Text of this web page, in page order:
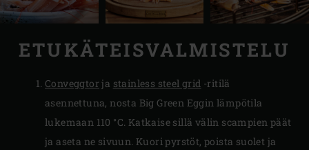
ETUKÄTEISVALMISTELU
Conveggtor ja stainless steel grid -ritilä
asennettuna, nosta Big Green Eggin lämpötila
lukemaan 110 °C. Katkaise sillä välin scampien päät
ja aseta ne sivuun. Kuori pyrstöt, poista suolet ja